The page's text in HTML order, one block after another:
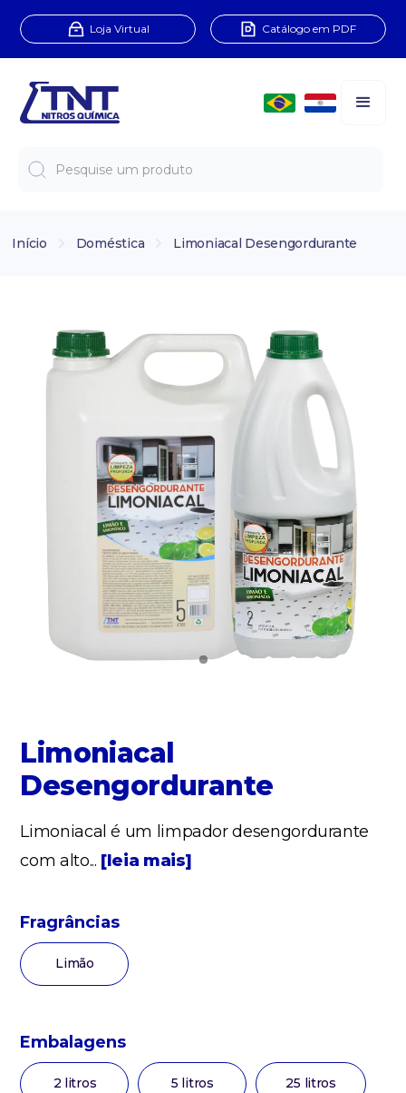
Loja Virtual Catálogo em PDF
Início Doméstica Limoniacal Desengordurante
Limoniacal
Desengordurante
Limoniacal é um limpador desengordurante
com alto... [leia mais]
Fragrâncias
Limão
Embalagens
2 litros 5 litros 25 litros